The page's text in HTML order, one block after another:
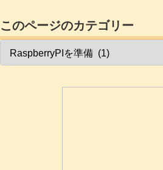
このページのカテゴリー